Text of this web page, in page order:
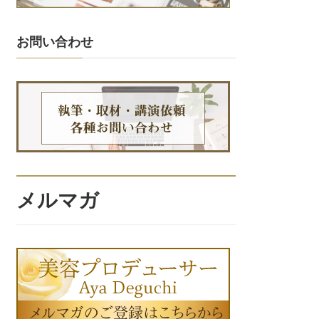
お問い合わせ
メルマガ